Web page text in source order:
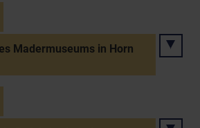
Madermuseums in Horn